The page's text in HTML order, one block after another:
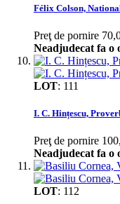
Félix Colson,
Preţ de pornire
Neadjudecat fa o
LOT: 111
I. C. Hințescu,
Preţ de pornire
Neadjudecat fa o
LOT: 112